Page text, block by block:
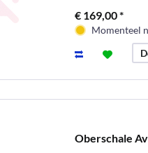
€ 169,00 *
Momenteel
Oberschale